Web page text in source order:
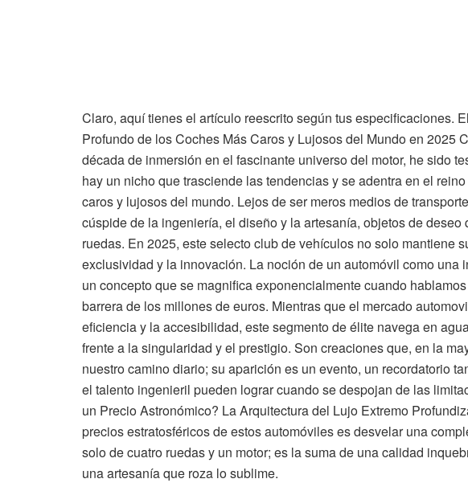
Claro, aquí tienes el artículo reescrito según tus especificaciones.
Profundo de los Coches Más Caros y Lujosos del Mundo en 2025
década de inmersión en el fascinante universo del motor, he sido
hay un nicho que trasciende las tendencias y se adentra en el
caros y lujosos del mundo. Lejos de ser meros medios de
cúspide de la ingeniería, el diseño y la artesanía, objetos de
ruedas. En 2025, este selecto club de vehículos no solo mantiene
exclusividad y la innovación. La noción de un automóvil como una
un concepto que se magnifica exponencialmente cuando
barrera de los millones de euros. Mientras que el mercado
eficiencia y la accesibilidad, este segmento de élite navega en
frente a la singularidad y el prestigio. Son creaciones que, en la
nuestro camino diario; su aparición es un evento, un recordatorio
el talento ingenieril pueden lograr cuando se despojan de las
un Precio Astronómico? La Arquitectura del Lujo Extremo
precios estratosféricos de estos automóviles es desvelar una
solo de cuatro ruedas y un motor; es la suma de una calidad
una artesanía que roza lo sublime.